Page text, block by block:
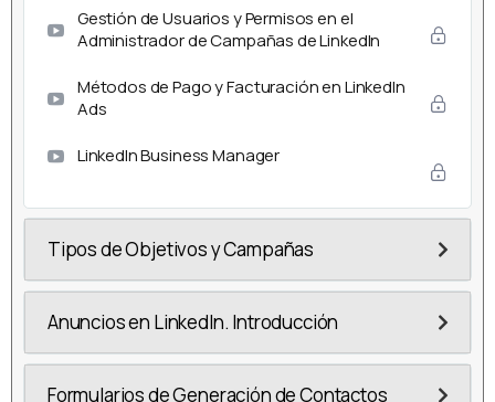
Gestión de Usuarios y Permisos en el
Administrador de Campañas de LinkedIn
Métodos de Pago y Facturación en LinkedIn
Ads
LinkedIn Business Manager
Tipos de Objetivos y Campañas
Anuncios en LinkedIn. Introducción
Formularios de Generación de Contactos